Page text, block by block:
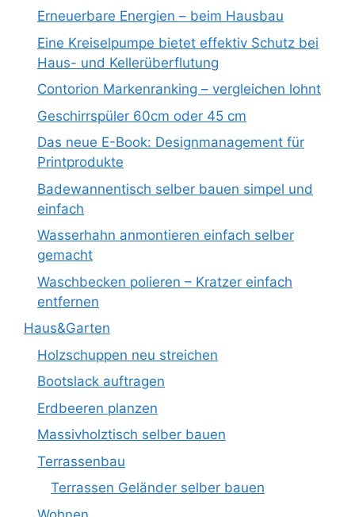
Erneuerbare Energien – beim Hausbau
Eine Kreiselpumpe bietet effektiv Schutz bei
Haus- und Kellerüberflutung
Contorion Markenranking – vergleichen lohnt
Geschirrspüler 60cm oder 45 cm
Das neue E-Book: Designmanagement für
Printprodukte
Badewannentisch selber bauen simpel und
einfach
Wasserhahn anmontieren einfach selber
gemacht
Waschbecken polieren – Kratzer einfach
entfernen
Haus&Garten
Holzschuppen neu streichen
Bootslack auftragen
Erdbeeren planzen
Massivholztisch selber bauen
Terrassenbau
Terrassen Geländer selber bauen